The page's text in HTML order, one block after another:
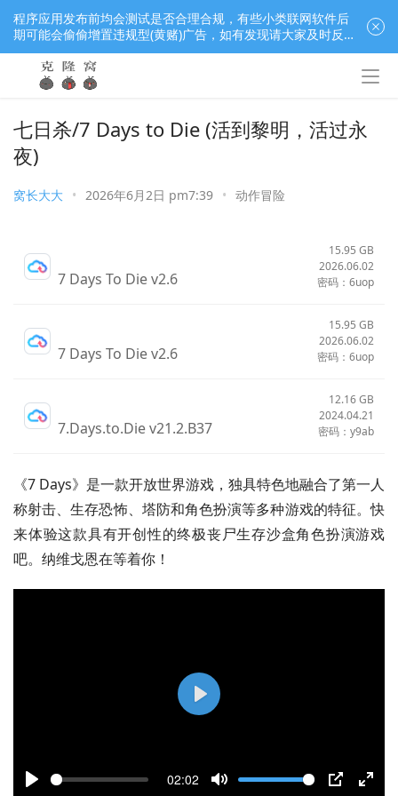
七日杀/7 Days to Die (活到黎明，活过永
夜)
窝长大大 • 2026年6月2日 pm7:39 • 动作冒险
7 Days To Die v2.6
15.95 GB
2026.06.02
密码：6uop
7 Days To Die v2.6
15.95 GB
2026.06.02
密码：6uop
7.Days.to.Die v21.2.B37
12.16 GB
2024.04.21
密码：y9ab
《7 Days》是一款开放世界游戏，独具特色地融合了第一人
称射击、生存恐怖、塔防和角色扮演等多种游戏的特征。快
来体验这款具有开创性的终极丧尸生存沙盒角色扮演游戏
吧。纳维戈恩在等着你！
02:02
P
程序应用发布前均会测试是否合理合规，有些小类联网软件后
期可能会偷偷增置违规型(黄赌)广告，如有发现请大家及时反
馈窝长进行处理，共同监督维护良好的程序应用下载社区！